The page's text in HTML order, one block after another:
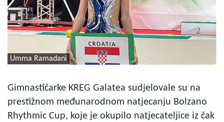
Umma Ramadani
Gimnastičarke KREG Galatea sudjelovale su na
prestižnom međunarodnom natjecanju Bolzano
Rhythmic Cup, koje je okupilo natjecateljice iz čak